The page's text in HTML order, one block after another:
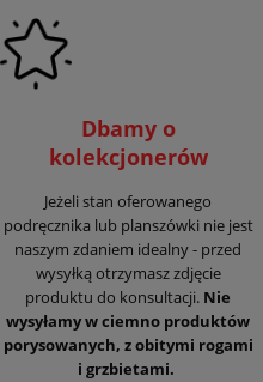
Dbamy o
kolekcjonerów
Jeżeli stan oferowanego
podręcznika lub planszówki nie jest
naszym zdaniem idealny - przed
wysyłką otrzymasz zdjęcie
produktu do konsultacji. Nie
wysyłamy w ciemno produktów
porysowanych, z obitymi rogami
i grzbietami.